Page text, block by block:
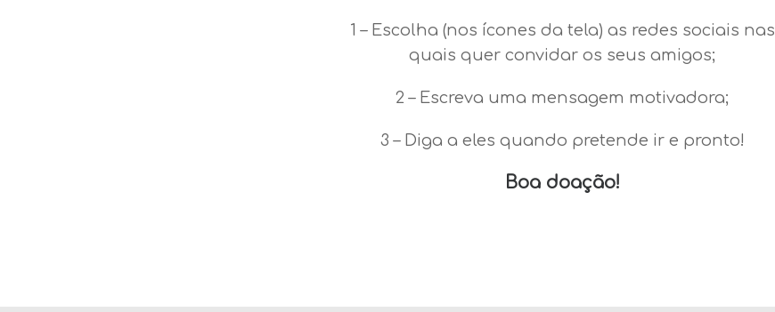
1 – Escolha (nos ícones da tela) as redes sociais nas
quais quer convidar os seus amigos;
2 – Escreva uma mensagem motivadora;
3 – Diga a eles quando pretende ir e pronto!
Boa doação!